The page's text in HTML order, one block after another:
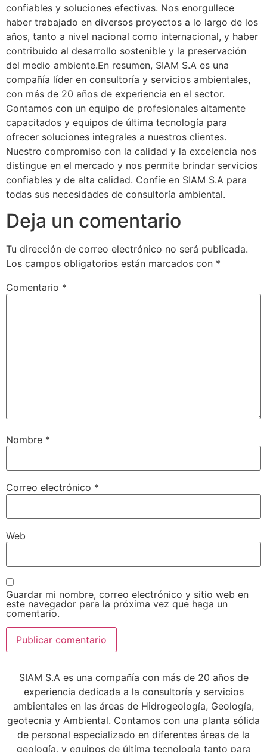
confiables y soluciones efectivas. Nos enorgullece
haber trabajado en diversos proyectos a lo largo de los
años, tanto a nivel nacional como internacional, y haber
contribuido al desarrollo sostenible y la preservación
del medio ambiente.En resumen, SIAM S.A es una
compañía líder en consultoría y servicios ambientales,
con más de 20 años de experiencia en el sector.
Contamos con un equipo de profesionales altamente
capacitados y equipos de última tecnología para
ofrecer soluciones integrales a nuestros clientes.
Nuestro compromiso con la calidad y la excelencia nos
distingue en el mercado y nos permite brindar servicios
confiables y de alta calidad. Confíe en SIAM S.A para
todas sus necesidades de consultoría ambiental.
Deja un comentario
Tu dirección de correo electrónico no será publicada.
Los campos obligatorios están marcados con *
Comentario *
Nombre *
Correo electrónico *
Web
Guardar mi nombre, correo electrónico y sitio web en
este navegador para la próxima vez que haga un
comentario.
SIAM S.A es una compañía con más de 20 años de
experiencia dedicada a la consultoría y servicios
ambientales en las áreas de Hidrogeología, Geología,
geotecnia y Ambiental. Contamos con una planta sólida
de personal especializado en diferentes áreas de la
geología, y equipos de última tecnología tanto para